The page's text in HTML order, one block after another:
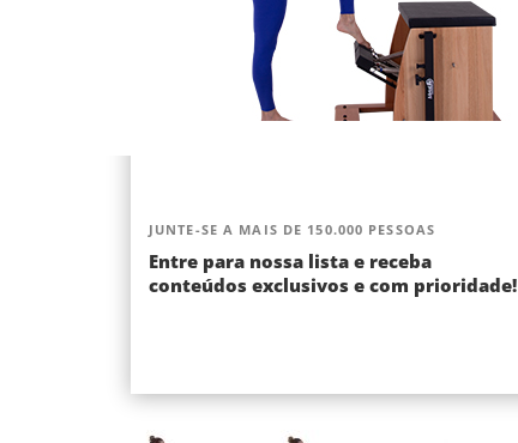
JUNTE-SE A MAIS DE 150.000 PESSOAS
Entre para nossa lista e receba
conteúdos exclusivos e com prioridade!